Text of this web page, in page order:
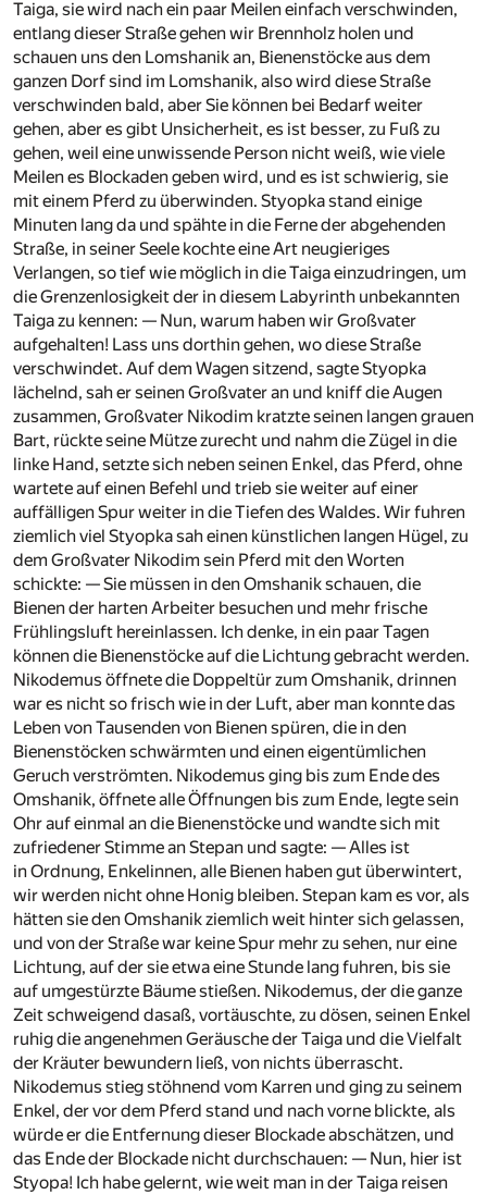
in Ordnung, Enkelinnen, alle Bienen haben gut überwintert,
wir werden nicht ohne Honig bleiben. Stepan kam es vor, als
hätten sie den Omshanik ziemlich weit hinter sich gelassen,
und von der Straße war keine Spur mehr zu sehen, nur eine
Lichtung, auf der sie etwa eine Stunde lang fuhren, bis sie
auf umgestürzte Bäume stießen. Nikodemus, der die ganze
Zeit schweigend dasaß, vortäuschte, zu dösen, seinen Enkel
ruhig die angenehmen Geräusche der Taiga und die Vielfalt
der Kräuter bewundern ließ, von nichts überrascht.
Nikodemus stieg stöhnend vom Karren und ging zu seinem
Enkel, der vor dem Pferd stand und nach vorne blickte, als
würde er die Entfernung dieser Blockade abschätzen, und
das Ende der Blockade nicht durchschauen: — Nun, hier ist
Styopa! Ich habe gelernt, wie weit man in der Taiga reisen